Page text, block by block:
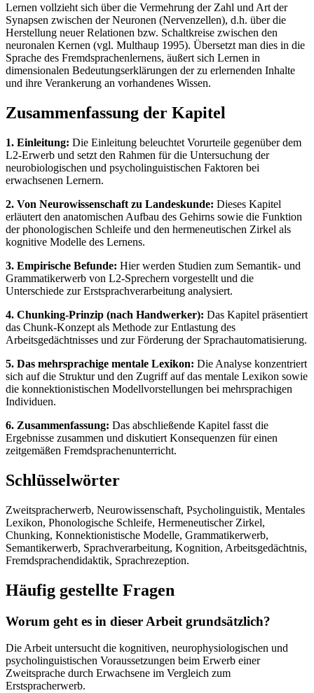
Lernen vollzieht sich über die Vermehrung der Zahl und Art der
Synapsen zwischen der Neuronen (Nervenzellen), d.h. über die
Herstellung neuer Relationen bzw. Schaltkreise zwischen den
neuronalen Kernen (vgl. Multhaup 1995). Übersetzt man dies in die
Sprache des Fremdsprachenlernens, äußert sich Lernen in
dimensionalen Bedeutungserklärungen der zu erlernenden Inhalte
und ihre Verankerung an vorhandenes Wissen.
Zusammenfassung der Kapitel
1. Einleitung: Die Einleitung beleuchtet Vorurteile gegenüber dem
L2-Erwerb und setzt den Rahmen für die Untersuchung der
neurobiologischen und psycholinguistischen Faktoren bei
erwachsenen Lernern.
2. Von Neurowissenschaft zu Landeskunde: Dieses Kapitel
erläutert den anatomischen Aufbau des Gehirns sowie die Funktion
der phonologischen Schleife und den hermeneutischen Zirkel als
kognitive Modelle des Lernens.
3. Empirische Befunde: Hier werden Studien zum Semantik- und
Grammatikerwerb von L2-Sprechern vorgestellt und die
Unterschiede zur Erstsprachverarbeitung analysiert.
4. Chunking-Prinzip (nach Handwerker): Das Kapitel präsentiert
das Chunk-Konzept als Methode zur Entlastung des
Arbeitsgedächtnisses und zur Förderung der Sprachautomatisierung.
5. Das mehrsprachige mentale Lexikon: Die Analyse konzentriert
sich auf die Struktur und den Zugriff auf das mentale Lexikon sowie
die konnektionistischen Modellvorstellungen bei mehrsprachigen
Individuen.
6. Zusammenfassung: Das abschließende Kapitel fasst die
Ergebnisse zusammen und diskutiert Konsequenzen für einen
zeitgemäßen Fremdsprachenunterricht.
Schlüsselwörter
Zweitspracherwerb, Neurowissenschaft, Psycholinguistik, Mentales
Lexikon, Phonologische Schleife, Hermeneutischer Zirkel,
Chunking, Konnektionistische Modelle, Grammatikerwerb,
Semantikerwerb, Sprachverarbeitung, Kognition, Arbeitsgedächtnis,
Fremdsprachendidaktik, Sprachrezeption.
Häufig gestellte Fragen
Worum geht es in dieser Arbeit grundsätzlich?
Die Arbeit untersucht die kognitiven, neurophysiologischen und
psycholinguistischen Voraussetzungen beim Erwerb einer
Zweitsprache durch Erwachsene im Vergleich zum
Erstspracherwerb.